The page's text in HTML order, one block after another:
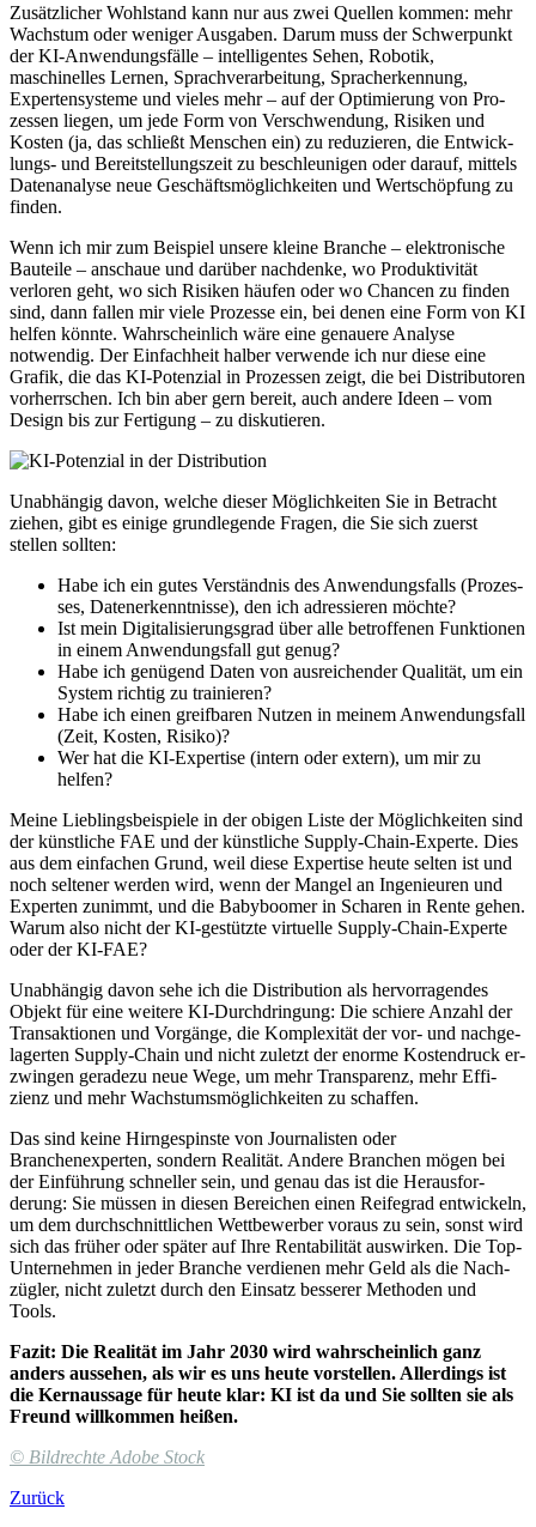
Zusätzlicher Wohlstand kann nur aus zwei Quellen kommen: mehr
Wachstum oder we­ni­ger Ausgaben. Darum muss der Schwerpunkt
der KI-An­wen­dungs­fälle – intelligentes Sehen, Robotik,
maschinelles Lernen, Sprach­ver­ar­bei­tung, Sprach­er­ken­nung,
Expertensysteme und vieles mehr – auf der Opti­mie­rung von Pro­
zes­sen liegen, um jede Form von Ver­schwen­dung, Risiken und
Kosten (ja, das schließt Menschen ein) zu reduzieren, die Ent­wick­
lungs- und Be­reit­stel­lungs­zeit zu beschleunigen oder darauf, mittels
Datenanalyse neue Ge­schäfts­mög­lich­keiten und Wert­schöp­fung zu
finden.
Wenn ich mir zum Beispiel unsere kleine Branche – elektronische
Bauteile – anschaue und darüber nach­denke, wo Pro­duk­ti­vität
verloren geht, wo sich Risiken häufen oder wo Chancen zu finden
sind, dann fallen mir viele Prozesse ein, bei denen eine Form von KI
helfen könnte. Wahrscheinlich wäre eine genauere Analyse
notwendig. Der Einfachheit halber verwende ich nur diese eine
Grafik, die das KI-Po­ten­zial in Prozessen zeigt, die bei Distributoren
vorherrschen. Ich bin aber gern bereit, auch andere Ideen – vom
Design bis zur Fertigung – zu dis­ku­tieren.
Unabhängig davon, welche dieser Mög­lich­kei­ten Sie in Betracht
ziehen, gibt es einige grund­le­gende Fragen, die Sie sich zuerst
stellen sollten:
Habe ich ein gutes Verständnis des An­wen­dungs­falls (Pro­zes­
ses, Daten­er­kennt­nisse), den ich adressieren möchte?
Ist mein Digitalisierungsgrad über alle be­trof­fe­nen Funk­tio­nen
in einem An­wen­dungs­fall gut genug?
Habe ich genügend Daten von aus­rei­chen­der Qualität, um ein
System richtig zu trainieren?
Habe ich einen greifbaren Nutzen in meinem Anwendungsfall
(Zeit, Kosten, Risiko)?
Wer hat die KI-Expertise (intern oder extern), um mir zu
helfen?
Meine Lieblingsbeispiele in der obigen Liste der Möglichkeiten sind
der künstliche FAE und der künstliche Supply-Chain-Experte. Dies
aus dem einfachen Grund, weil diese Expertise heute selten ist und
noch seltener werden wird, wenn der Mangel an Ingenieuren und
Experten zunimmt, und die Babyboomer in Scharen in Rente gehen.
Warum also nicht der KI-gestützte virtuelle Supply-Chain-Experte
oder der KI-FAE?
Unabhängig davon sehe ich die Distribution als her­vor­ra­gen­des
Objekt für eine weitere KI-Durch­dringung: Die schiere Anzahl der
Trans­ak­tionen und Vorgänge, die Kom­plexi­tät der vor- und nach­ge­
la­gerten Supply-Chain und nicht zuletzt der enorme Kostendruck er­
zwin­gen ge­ra­dezu neue Wege, um mehr Trans­pa­renz, mehr Effi­
zienz und mehr Wachs­tums­mög­lich­keiten zu schaffen.
Das sind keine Hirngespinste von Journalisten oder
Branchenexperten, sondern Realität. Andere Bran­chen mögen bei
der Einführung schneller sein, und genau das ist die He­raus­for­
derung: Sie müssen in diesen Bereichen einen Reife­grad ent­wickeln,
um dem durch­schnitt­li­chen Wettbewerber voraus zu sein, sonst wird
sich das früher oder später auf Ihre Ren­ta­bi­li­tät auswirken. Die Top-
Unter­neh­men in jeder Branche verdienen mehr Geld als die Nach­
zügler, nicht zuletzt durch den Einsatz besserer Methoden und
Tools.
Fazit: Die Realität im Jahr 2030 wird wahr­schein­lich ganz
anders aussehen, als wir es uns heute vorstellen. Allerdings ist
die Kern­aus­sage für heute klar: KI ist da und Sie sollten sie als
Freund willkommen heißen.
© BildrechteAdobe Stock
Zurück